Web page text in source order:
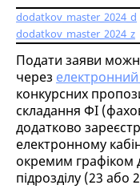
dodatkov_master_2024_d
dodatkov_master_2024_z
Подати заяви
через електронний
конкурсних
складання ФІ
додатково
електронному
окремим графіком
підрозділу (23 або